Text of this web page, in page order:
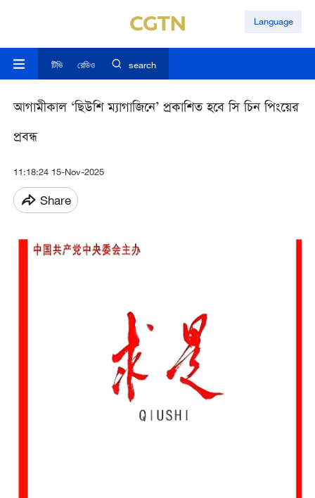
Language
টিভি রেডিও search
আগামীকাল ‘ছিউশি ম্যাগাজিনে’ প্রকাশিত হবে সি চিন পিংয়ের
প্রবন্ধ
11:18:24 15-Nov-2025
Share